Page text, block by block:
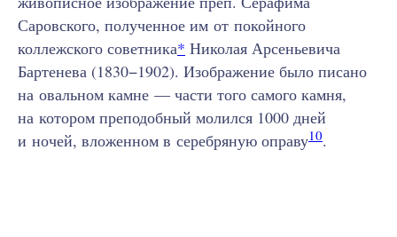
Саровского, полученное им от покойного
коллежского советника* Николая Арсеньевича
Бартенева (1830−1902). Изображение было писано
на овальном камне — части того самого камня,
на котором преподобный молился 1000 дней
и ночей, вложенном в серебряную оправу10.